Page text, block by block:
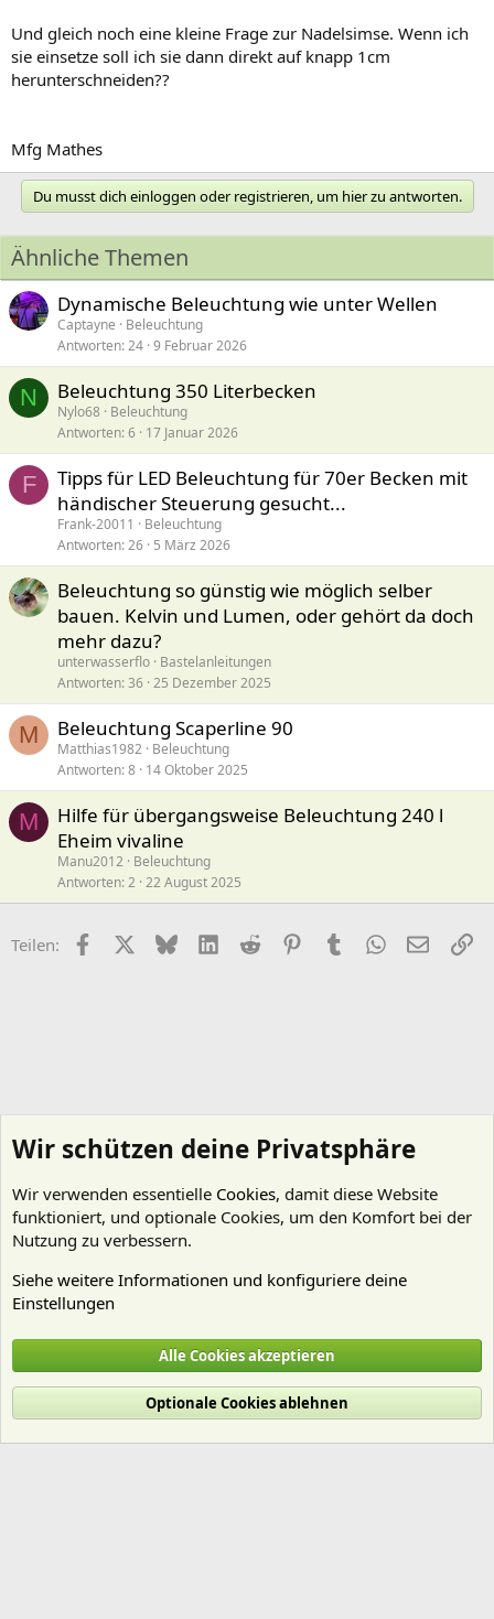
Und gleich noch eine kleine Frage zur Nadelsimse. Wenn ich
sie einsetze soll ich sie dann direkt auf knapp 1cm
herunterschneiden??
Mfg Mathes
Du musst dich einloggen oder registrieren, um hier zu antworten.
Ähnliche Themen
Dynamische Beleuchtung wie unter Wellen
Captayne
Beleuchtung
Antworten 24 9 Februar 2026
N Beleuchtung 350 Literbecken
Nylo68 Beleuchtung
Antworten 6 17 Januar 2026
F
Tipps für LED Beleuchtung für 70er Becken mit
händischer Steuerung gesucht...
Frank-20011
Beleuchtung
Antworten 26 5 März 2026
Beleuchtung so günstig wie möglich selber
bauen. Kelvin und Lumen, oder gehört da doch
mehr dazu?
unterwasserflo Bastelanleitungen
Antworten 36 25 Dezember 2025
M Beleuchtung Scaperline 90
Matthias1982 Beleuchtung
Antworten 8 14 Oktober 2025
M
Hilfe für übergangsweise Beleuchtung 240 l
Eheim vivaline
Manu2012
Beleuchtung
Antworten 2 22 August 2025
Teilen: FacebookX (Twitter)
BlueskyLinkedIn
Reddit PinterestTumblr WhatsApp
E-Mail
Cookies
Deutsch (Du)
Nutzungsbedingungen
Datenschutz Hilfe und Impressum
R
Wir schützen deine Privatsphäre
Wir verwenden essentielle Cookies, damit diese Website
funktioniert, und optionale Cookies, um den Komfort bei der
Nutzung zu verbessern.
Siehe weitere Informationen und konfiguriere deine
Einstellungen
Alle Cookies akzeptieren
Optionale Cookies ablehnen